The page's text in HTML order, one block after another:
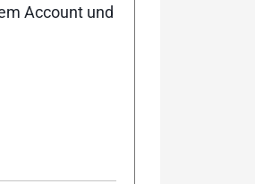
Account und